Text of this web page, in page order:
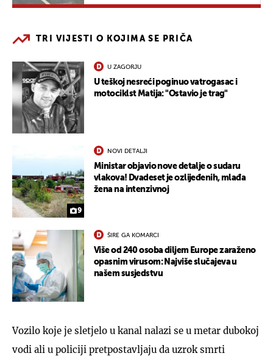
TRI VIJESTI O KOJIMA SE PRIČA
U ZAGORJU
U teškoj nesreći poginuo vatrogasac i
motociklst Matija: "Ostavio je trag"
9
NOVI DETALJI
Ministar objavio nove detalje o sudaru
vlakova! Dvadeset je ozlijeđenih, mlađa
žena na intenzivnoj
ŠIRE GA KOMARCI
Više od 240 osoba diljem Europe zaraženo
opasnim virusom: Najviše slučajeva u
našem susjedstvu
Vozilo koje je sletjelo u kanal nalazi se u metar dubokoj
vodi ali u policiji pretpostavljaju da uzrok smrti